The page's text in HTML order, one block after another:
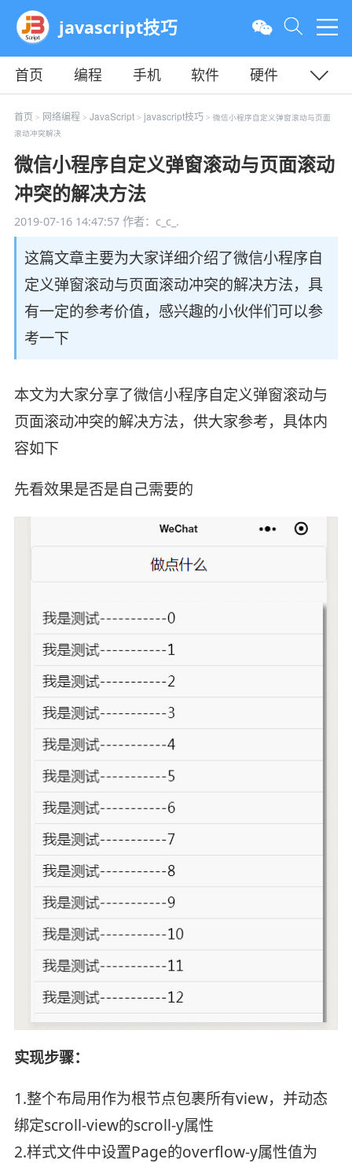
javascript技巧
首页 编程 手机 软件
硬件
教程
平面 服务器
首页 > 网络编程 > JavaScript> javascript技巧 > 微信小程序自定义弹窗滚动与页面
滚动冲突解决
微信小程序自定义弹窗滚动与页面滚动
冲突的解决方法
2019-07-16 14:47:57作者：c_c_.
这篇文章主要为大家详细介绍了微信小程序自
定义弹窗滚动与页面滚动冲突的解决方法，具
有一定的参考价值，感兴趣的小伙伴们可以参
考一下
本文为大家分享了微信小程序自定义弹窗滚动与
页面滚动冲突的解决方法，供大家参考，具体内
容如下
先看效果是否是自己需要的
实现步骤：
1.整个布局用作为根节点包裹所有view，并动态
绑定scroll-view的scroll-y属性
2.样式文件中设置Page的overflow-y属性值为